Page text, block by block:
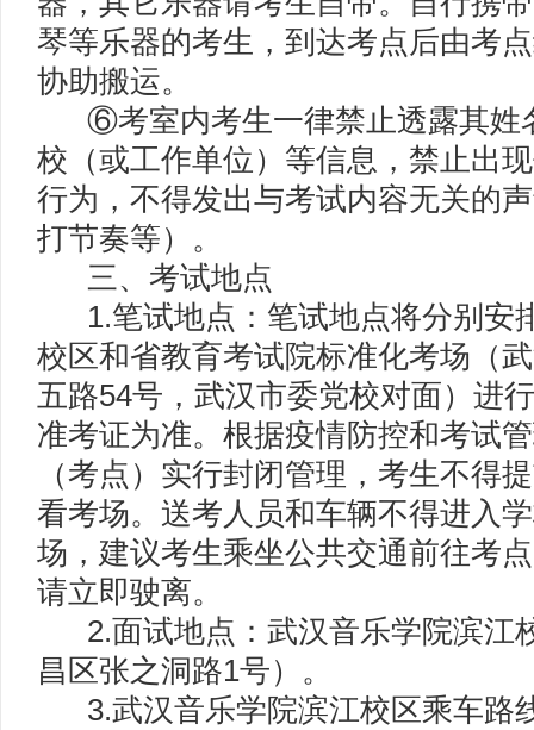
琴等乐器的考生，到达考点后由考
协助搬运。
⑥考室内考生一律禁止透露其姓
校（或工作单位）等信息，禁止出
行为，不得发出与考试内容无关的
打节奏等）。
三、考试地点
1.笔试地点：笔试地点将分别安
校区和省教育考试院标准化考场（
五路54号，武汉市委党校对面）进
准考证为准。根据疫情防控和考试
（考点）实行封闭管理，考生不得
看考场。送考人员和车辆不得进入
场，建议考生乘坐公共交通前往考
请立即驶离。
2.面试地点：武汉音乐学院滨江
昌区张之洞路1号）。
3.武汉音乐学院滨江校区乘车路